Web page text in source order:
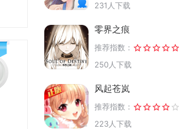
231人下载
零界之痕
推荐指数：
250人下载
风起苍岚
推荐指数：
223人下载